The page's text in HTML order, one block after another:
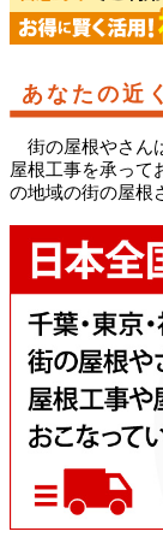
あなたの近
街の屋根やさん
屋根工事を承って
の地域の街の屋根